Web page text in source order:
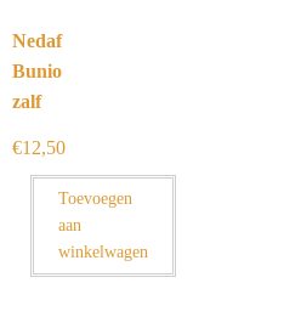
Nedaf
Bunio
zalf
€12,50
Toevoegen
aan
winkelwagen